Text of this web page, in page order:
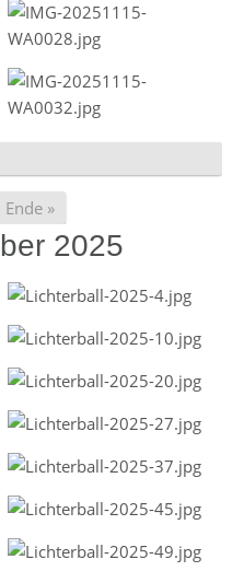
Ende »
2025